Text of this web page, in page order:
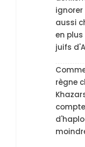
ignorer
aussi
en
juifs
règne